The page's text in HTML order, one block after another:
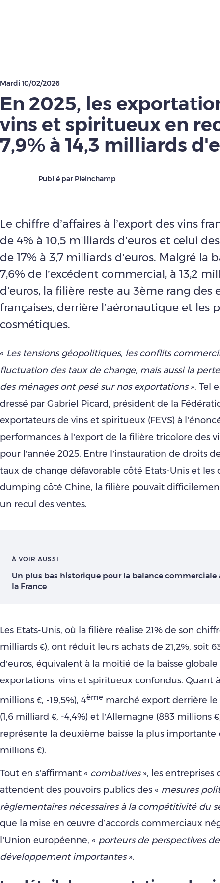
Mardi 10/02/2026
En 2025, les
vins et spiritueux en
7,9% à 14,3 milliards
Publié par Pleinchamp
Le chiffre d’affaires à l’export des vins
de 4% à 10,5 milliards d’euros et celui
de 17% à 3,7 milliards d’euros. Malgré la
7,6% de l’excédent commercial, à 13,2
d'euros, la filière reste au 3ème rang des
françaises, derrière l’aéronautique et les
cosmétiques.
« Les tensions géopolitiques, les conflits
fluctuation des taux de change, mais aussi la
des ménages ont pesé sur nos exportations». Tel
dressé par Gabriel Picard, président de la
exportateurs de vins et spiritueux (FEVS) à
performances à l’export de la filière tricolore des
pour l’année 2025. Entre l’instauration de droits
taux de change défavorable côté Etats-Unis et les
dumping côté Chine, la filière pouvait
un recul des ventes.
À VOIR AUSSI
Un plus bas historique pour la balance commerciale
la France
Les Etats-Unis, où la filière réalise 21% de son
milliards €), ont réduit leurs achats de 21,2%, soit
d’euros, équivalent à la moitié de la baisse globale
exportations, vins et spiritueux confondus. Quant
millions €, -19,5%), 4ème marché export derrière
(1,6 milliard €, -4,4%) et l’Allemagne (883 millions
représente la deuxième baisse la plus importante
millions €).
Tout en s’affirmant « combatives», les entreprises
attendent des pouvoirs publics des « mesures
règlementaires nécessaires à la compétitivité du
que la mise en œuvre d’accords commerciaux
l’Union européenne, « porteurs de perspectives de
développement importantes».